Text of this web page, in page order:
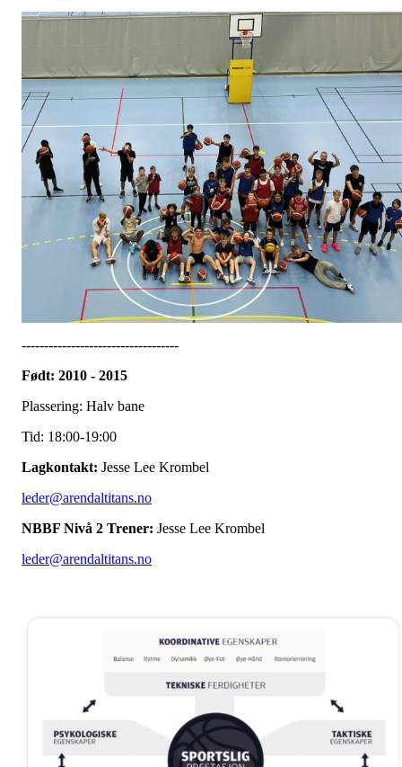
-----------------------------------
Født: 2010 - 2015
Plassering: Halv bane
Tid: 18:00-19:00
Lagkontakt: Jesse Lee Krombel
leder@arendaltitans.no
NBBF Nivå 2 Trener: Jesse Lee Krombel
leder@arendaltitans.no